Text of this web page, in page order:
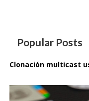
Popular Posts
Clonación multicast